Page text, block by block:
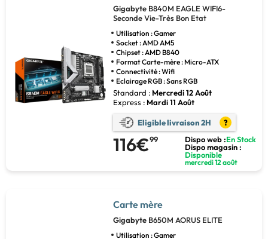
Gigabyte B840M EAGLE WIFI6-
Seconde Vie-Très Bon Etat
Utilisation : Gamer
Socket : AMD AM5
Chipset : AMD B840
Format Carte-mère : Micro-ATX
Connectivité : Wifi
Eclairage RGB : Sans RGB
Standard : Mercredi 12 Août
Express : Mardi 11 Août
Eligible livraison 2H ?
116€99 Dispo web :En Stock
Dispo magasin :
Disponible
mercredi 12 août
Carte mère
Gigabyte B650M AORUS ELITE
Utilisation : Gamer